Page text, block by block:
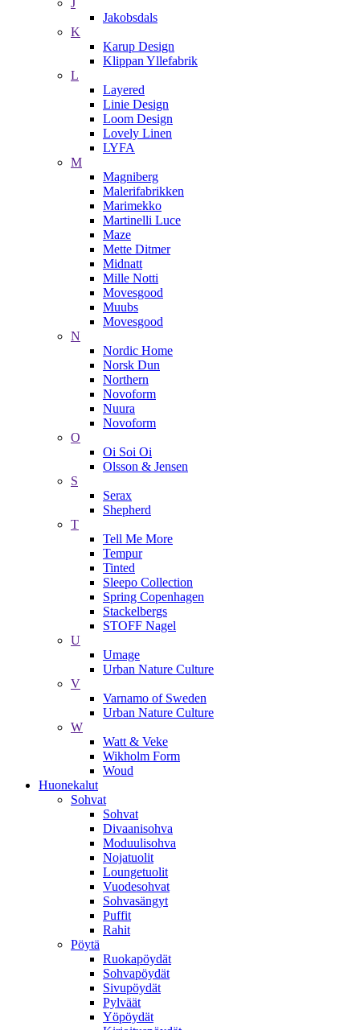
J
Jakobsdals
K
Karup Design
Klippan Yllefabrik
L
Layered
Linie Design
Loom Design
Lovely Linen
LYFA
M
Magniberg
Malerifabrikken
Marimekko
Martinelli Luce
Maze
Mette Ditmer
Midnatt
Mille Notti
Movesgood
Muubs
Movesgood
N
Nordic Home
Norsk Dun
Northern
Novoform
Nuura
Novoform
O
Oi Soi Oi
Olsson & Jensen
S
Serax
Shepherd
T
Tell Me More
Tempur
Tinted
Sleepo Collection
Spring Copenhagen
Stackelbergs
STOFF Nagel
U
Umage
Urban Nature Culture
V
Varnamo of Sweden
Urban Nature Culture
W
Watt & Veke
Wikholm Form
Woud
Huonekalut
Sohvat
Sohvat
Divaanisohva
Moduulisohva
Nojatuolit
Loungetuolit
Vuodesohvat
Sohvasängyt
Puffit
Rahit
Pöytä
Ruokapöydät
Sohvapöydät
Sivupöydät
Pylväät
Yöpöydät